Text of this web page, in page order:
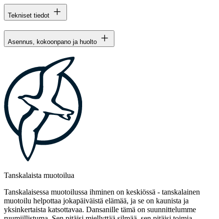
Tekniset tiedot
Asennus, kokoonpano ja huolto
Tanskalaista muotoilua
Tanskalaisessa muotoilussa ihminen on keskiössä - tanskalainen
muotoilu helpottaa jokapäiväistä elämää, ja se on kaunista ja
yksinkertaista katsottavaa. Dansanille tämä on suunnittelumme